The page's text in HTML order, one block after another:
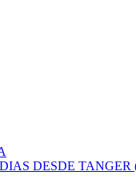
DESDE TANGER